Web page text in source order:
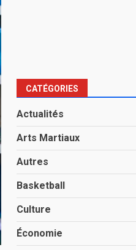
CATÉGORIES
Actualités
Arts Martiaux
Autres
Basketball
Culture
Économie